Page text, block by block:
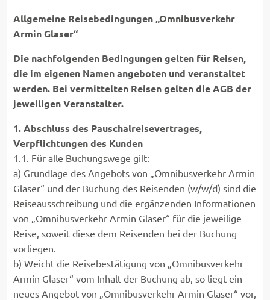
Allgemeine Reisebedingungen „Omnibusverkehr
Armin Glaser“
Die nachfolgenden Bedingungen gelten für Reisen,
die im eigenen Namen angeboten und veranstaltet
werden. Bei vermittelten Reisen gelten die AGB der
jeweiligen Veranstalter.
1. Abschluss des Pauschalreisevertrages,
Verpflichtungen des Kunden
1.1. Für alle Buchungswege gilt:
a) Grundlage des Angebots von „Omnibusverkehr Armin
Glaser“ und der Buchung des Reisenden (w/w/d) sind die
Reiseausschreibung und die ergänzenden Informationen
von „Omnibusverkehr Armin Glaser“ für die jeweilige
Reise, soweit diese dem Reisenden bei der Buchung
vorliegen.
b) Weicht die Reisebestätigung von „Omnibusverkehr
Armin Glaser“ vom Inhalt der Buchung ab, so liegt ein
neues Angebot von „Omnibusverkehr Armin Glaser“ vor,